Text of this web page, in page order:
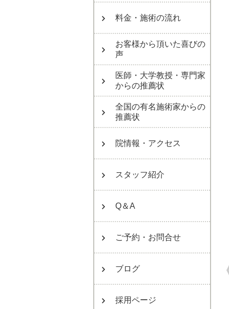
料金・施術の流れ
お客様から頂いた喜びの
声
医師・大学教授・専門家
からの推薦状
全国の有名施術家からの
推薦状
院情報・アクセス
スタッフ紹介
Q＆A
ご予約・お問合せ
ブログ
採用ページ